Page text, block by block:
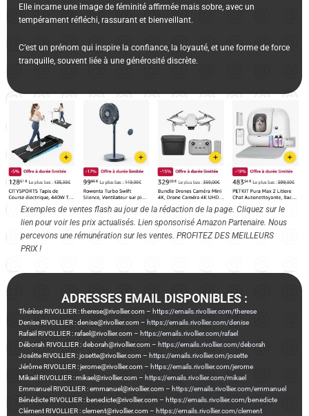
Elle incarne une image de féminité affirmée mais sobre, avec un
tempérament réfléchi, rassurant et bienveillant.
C’est un prénom qui inspire la confiance, la loyauté, et une forme de force
tranquille, souvent liée à une générosité discrète.
Exemples de ventes flash au jour de la rédaction de la page. Cliquez sur le
lien pour voir les prix actualisés. Lien sponsorisé Amazon Partenaire. Nous
percevons une rémunération sur les ventes. PROFITEZ DES MEILLEURS
PRIX !
ADRESSES EMAIL DISPONIBLES :
Thérèse RIVOLLIER : therese@rivollier.com – https://emails.rivollier.com/therese
Denise RIVOLLIER : denise@rivollier.com – https://emails.rivollier.com/denise
Rafaël RIVOLLIER : rafael@rivollier.com – https://emails.rivollier.com/rafael
Déborah RIVOLLIER : deborah@rivollier.com – https://emails.rivollier.com/deborah
Josétte RIVOLLIER : josette@rivollier.com – https://emails.rivollier.om/josette
Jérôme RIVOLLIER : jerome@rivollier.com – https://emails.rivollier.com/jerome
Mikaël RIVOLLIER : mikael@rivollier.com – https://emails.rivollier.com/mikael
Emmanuel RIVOLLIER : emmanuel@rivollier.com – https://emails.rivollier.com/emmanuel
Bénédicte RIVOLLIER : benedicte@rivollier.com – https://emails.rivollier.com/benedicte
Clément RIVOLLIER : clement@rivollier.com – https://emails.rivollier.com/clement